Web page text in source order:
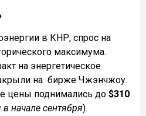
в КНР, спрос на
максимума.
на энергетическое
на бирже Чжэнчжоу.
цены поднимались до $310
начале сентября).